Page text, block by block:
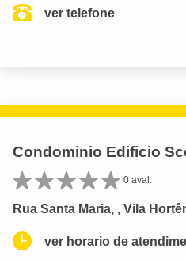
ver telefone
Condominio Edificio
0 aval.
Rua Santa Maria, , Vila
ver horario de